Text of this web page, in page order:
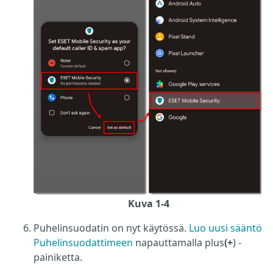
Kuva 1-4
Puhelinsuodatin on nyt käytössä. Luo uusi sääntö
Puhelinsuodattimeen napauttamalla plus(+) -
painiketta.